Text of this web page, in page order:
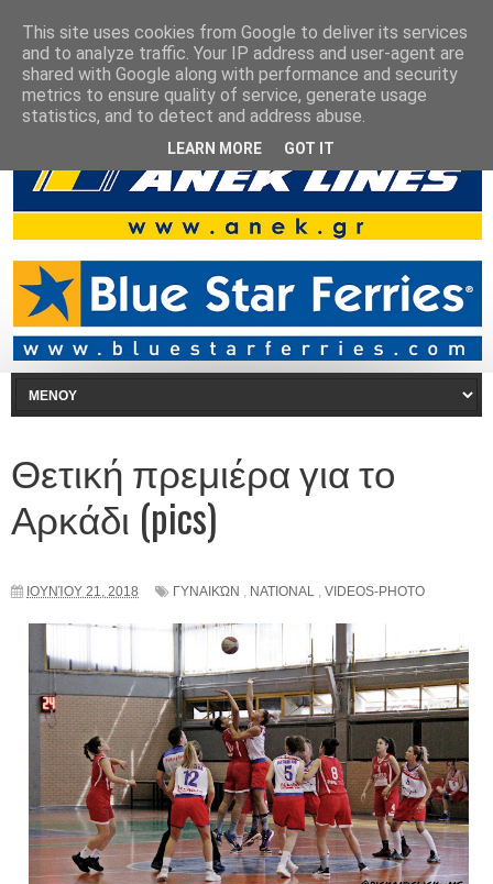
Θετική πρεμιέρα για το
Αρκάδι (pics)
ΙΟΥΝΊΟΥ 21, 2018 ΓΥΝΑΙΚΏΝ , NATIONAL , VIDEOS-PHOTO
This site uses cookies from Google to deliver its services
and to analyze traffic. Your IP address and user-agent are
shared with Google along with performance and security
metrics to ensure quality of service, generate usage
statistics, and to detect and address abuse.
LEARN MORE GOT IT